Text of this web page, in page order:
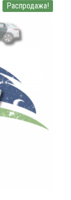
Распродажа!